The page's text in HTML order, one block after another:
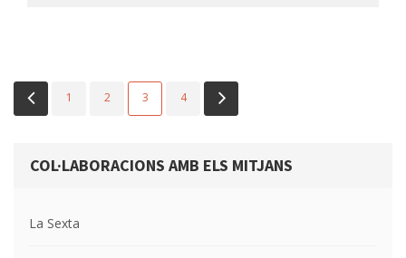
1 2 3 4
COL·LABORACIONS AMB ELS MITJANS
La Sexta